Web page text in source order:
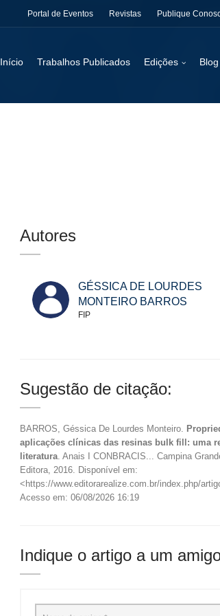
Portal de Eventos Revistas Publique
Início Trabalhos Publicados Edições Blog
Autores
GÉSSICA DE LOURDES
MONTEIRO BARROS
FIP
Sugestão de citação:
BARROS, Géssica De Lourdes Monteiro.
aplicações clínicas das resinas bulk fill: uma
literatura. Anais I CONBRACIS... Campina
Editora, 2016. Disponível em:
<https://www.editorarealize.com.br/index.php/
Acesso em: 06/08/2026 16:19
Indique o artigo a um